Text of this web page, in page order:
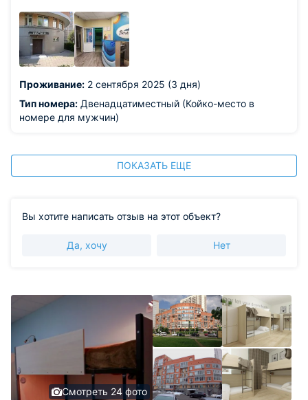
Проживание: 2 сентября 2025 (3 дня)
Тип номера: Двенадцатиместный (Койко-место в
номере для мужчин)
ПОКАЗАТЬ ЕЩЕ
Вы хотите написать отзыв на этот объект?
Да, хочу Нет
Смотреть 24 фото